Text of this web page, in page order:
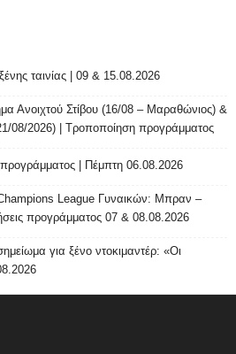
ταινίας | 09 & 15.08.2026
Ανοιχτού Στίβου (16/08 – Μαραθώνιος) &
08/2026) | Τροποποίηση προγράμματος
| Πέμπτη 06.08.2026
League Γυναικών: Μπραν –
προγράμματος 07 & 08.08.2026
για ξένο ντοκιμαντέρ: «Οι